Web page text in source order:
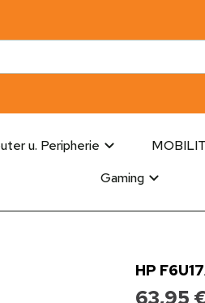
u. Peripherie
Gaming
HP
63,95